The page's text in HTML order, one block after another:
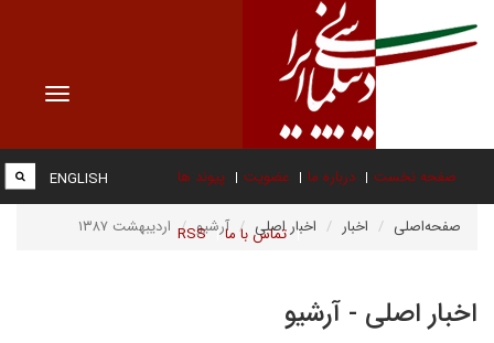
Toggle
صفحه نخست درباره ما عضویت پیوند ها
تماس با ما RSS
ENGLISH
صفحه‌اصلی اخبار اخبار اصلی آرشیو اردیبهشت ۱۳۸۷
اخبار اصلی - آرشیو